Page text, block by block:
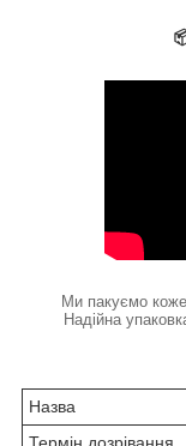
Ми пакуємо
Надійна
Назва
Термін дозрівання